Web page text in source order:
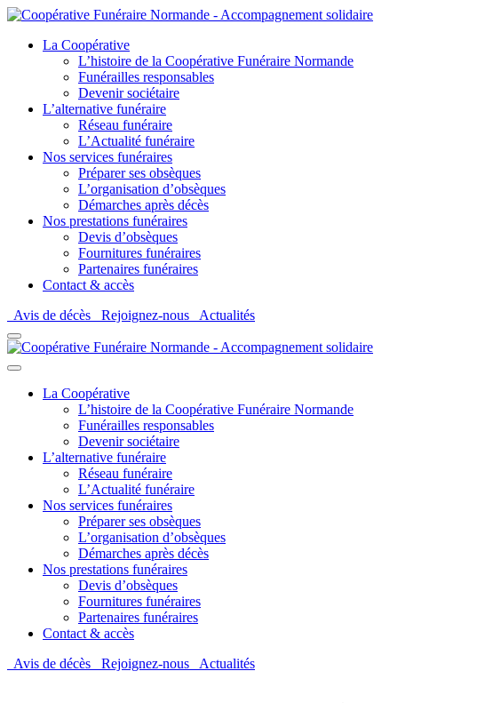
La Coopérative
L’histoire de la Coopérative Funéraire Normande
Funérailles responsables
Devenir sociétaire
L’alternative funéraire
Réseau funéraire
L’Actualité funéraire
Nos services funéraires
Préparer ses obsèques
L’organisation d’obsèques
Démarches après décès
Nos prestations funéraires
Devis d’obsèques
Fournitures funéraires
Partenaires funéraires
Contact & accès
Avis de décès
Rejoignez-nous Actualités
La Coopérative
L’histoire de la Coopérative Funéraire Normande
Funérailles responsables
Devenir sociétaire
L’alternative funéraire
Réseau funéraire
L’Actualité funéraire
Nos services funéraires
Préparer ses obsèques
L’organisation d’obsèques
Démarches après décès
Nos prestations funéraires
Devis d’obsèques
Fournitures funéraires
Partenaires funéraires
Contact & accès
Avis de décès
Rejoignez-nous Actualités